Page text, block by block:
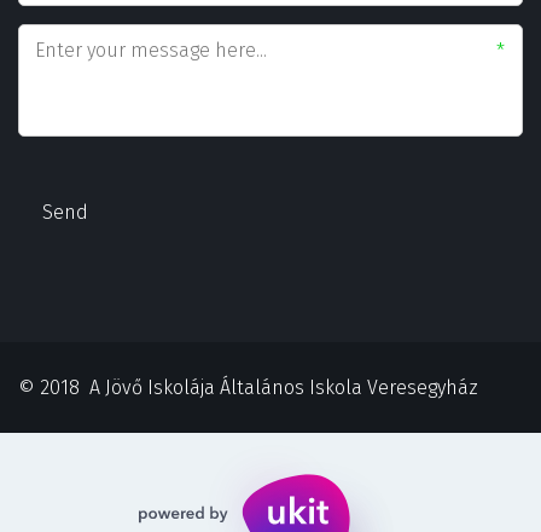
*
Send
© 2018  A Jövő Iskolája Általános Iskola Veresegyház